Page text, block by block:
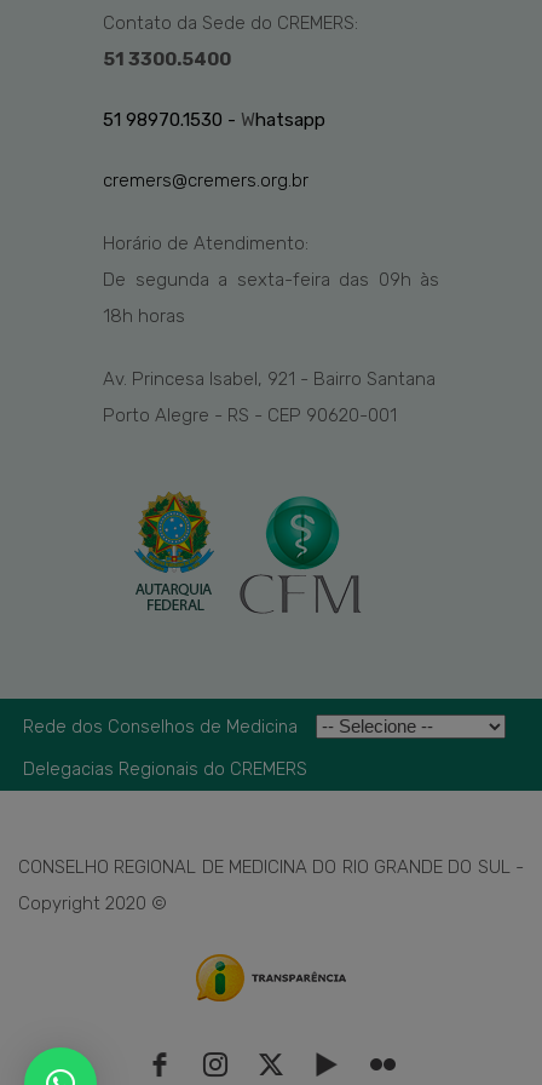
Contato da Sede do CREMERS:
51 3300.5400
51 98970.1530 - Whatsapp
cremers@cremers.org.br
Horário de Atendimento:
De segunda a sexta-feira das 09h às
18h horas
Av. Princesa Isabel, 921 - Bairro Santana
Porto Alegre - RS - CEP 90620-001
Rede dos Conselhos de Medicina
Delegacias Regionais do CREMERS
CONSELHO REGIONAL DE MEDICINA DO RIO GRANDE DO SUL -
Copyright 2020 ©